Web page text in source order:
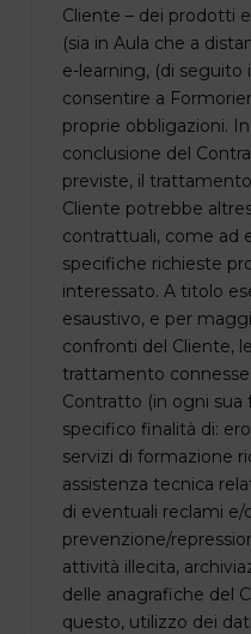
Cliente – dei prodotti
(sia in Aula che a
e-learning, (di seguito
consentire a
proprie obbligazioni.
conclusione del
previste, il
Cliente potrebbe
contrattuali, come ad
specifiche richieste
interessato. A titolo
esaustivo, e per
confronti del Cliente,
trattamento
Contratto (in ogni sua
specifico finalità di:
servizi di formazione
assistenza tecnica
di eventuali reclami e/
prevenzione/
attività illecita,
delle anagrafiche del
questo, utilizzo dei